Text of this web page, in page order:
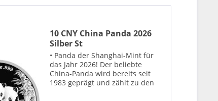
10 CNY China Panda 2026
Silber St
• Panda der Shanghai-Mint für
das Jahr 2026! Der beliebte
China-Panda wird bereits seit
1983 geprägt und zählt zu den